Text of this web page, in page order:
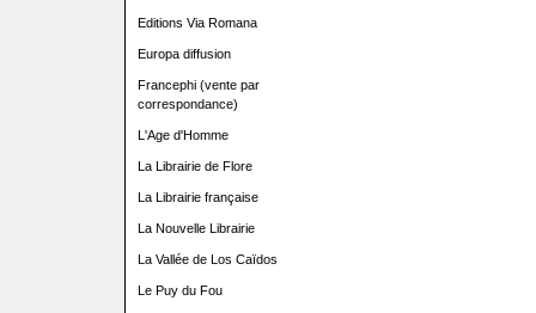
Editions Via Romana
Europa diffusion
Francephi (vente par
correspondance)
L'Age d'Homme
La Librairie de Flore
La Librairie française
La Nouvelle Librairie
La Vallée de Los Caïdos
Le Puy du Fou